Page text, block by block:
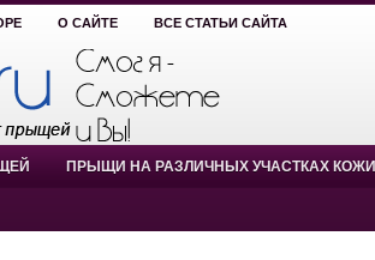
О САЙТЕ ВСЕ СТАТЬИ САЙТА
ПРЫЩИ НА РАЗЛИЧНЫХ УЧАСТКАХ КОЖИ